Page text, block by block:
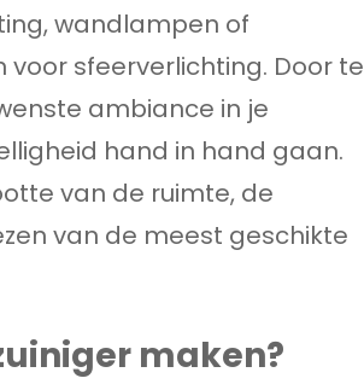
wandlampen of
sfeerverlichting. Door te
ambiance in je
hand in hand gaan.
van de ruimte, de
van de meest geschikte
maken?